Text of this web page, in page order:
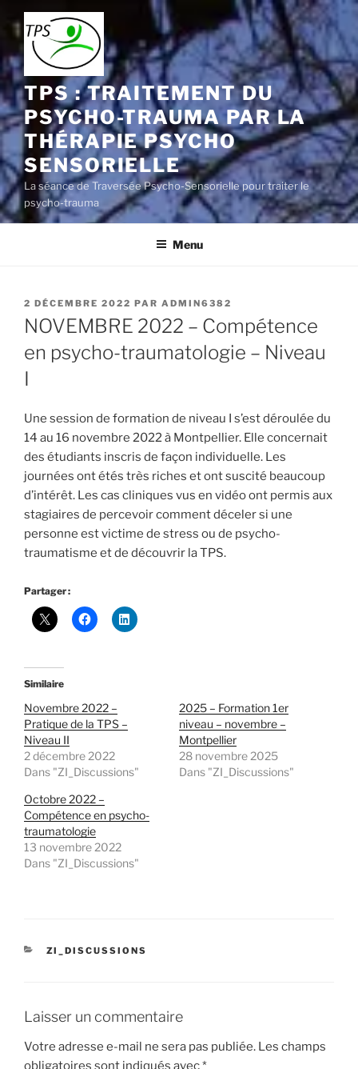
Aller
contenu
principal
TPS : TRAITEMENT DU
PSYCHO-TRAUMA PAR LA
THÉRAPIE PSYCHO
SENSORIELLE
La séance de Traversée Psycho-Sensorielle pour traiter le
psycho-trauma
Menu
PUBLIÉ
LE
2 DÉCEMBRE 2022 PAR ADMIN6382
NOVEMBRE 2022 – Compétence
en psycho-traumatologie – Niveau
I
Une session de formation de niveau I s’est déroulée du
14 au 16 novembre 2022 à Montpellier. Elle concernait
des étudiants inscris de façon individuelle. Les
journées ont étés très riches et ont suscité beaucoup
d’intérêt. Les cas cliniques vus en vidéo ont permis aux
stagiaires de percevoir comment déceler si une
personne est victime de stress ou de psycho-
traumatisme et de découvrir la TPS.
Partager :
Similaire
Novembre 2022 –
Pratique de la TPS –
Niveau II
2 décembre 2022
Dans "ZI_Discussions"
2025 – Formation 1er
niveau – novembre –
Montpellier
28 novembre 2025
Dans "ZI_Discussions"
Octobre 2022 –
Compétence en psycho-
traumatologie
13 novembre 2022
Dans "ZI_Discussions"
CATÉGORIES
ZI_DISCUSSIONS
Laisser un commentaire
Votre adresse e-mail ne sera pas publiée. Les champs
obligatoires sont indiqués avec*